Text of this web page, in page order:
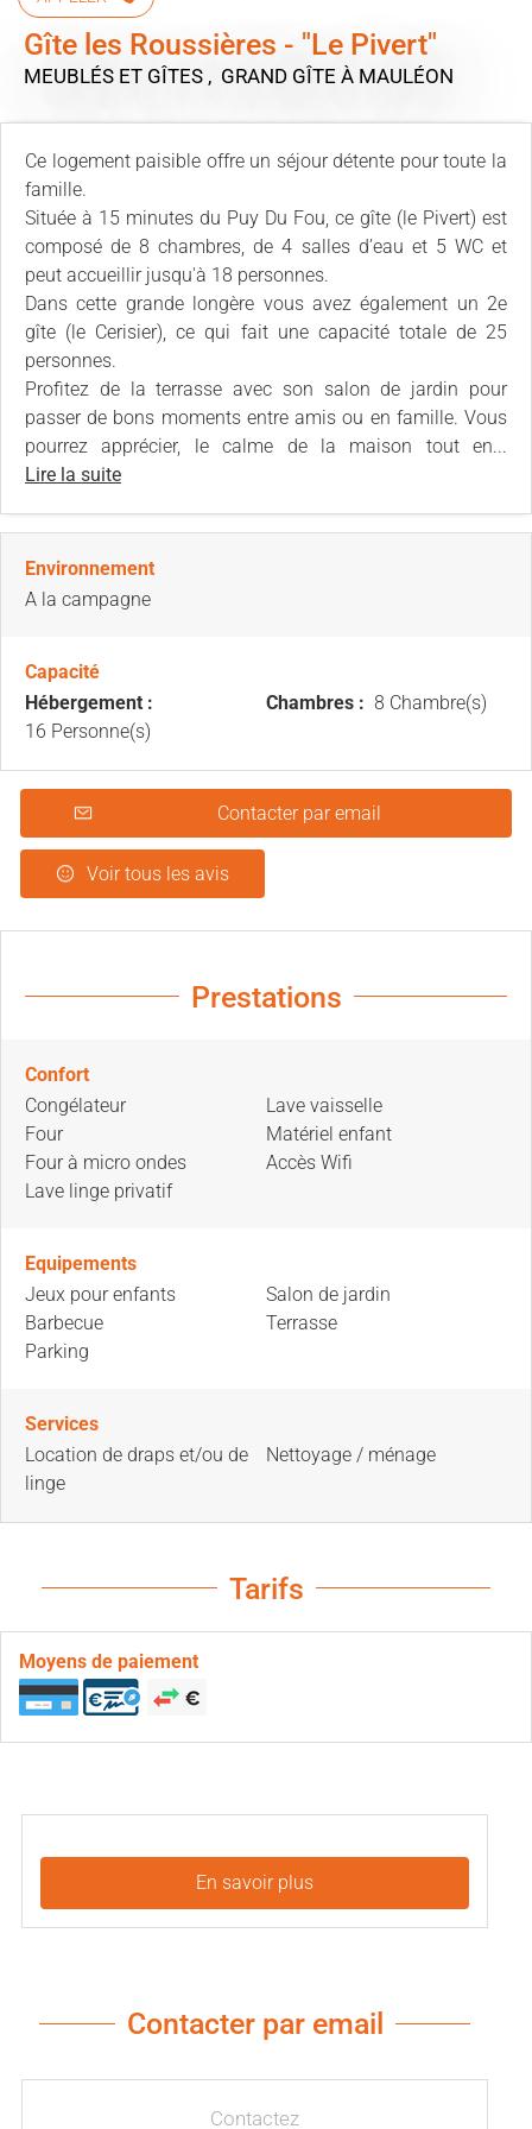
Gîte les Roussières - "Le Pivert"
MEUBLÉS ET GÎTES , GRAND GÎTE À MAULÉON
Ce logement paisible offre un séjour détente pour toute la
famille.
Située à 15 minutes du Puy Du Fou, ce gîte (le Pivert) est
composé de 8 chambres, de 4 salles d’eau et 5 WC et
peut accueillir jusqu'à 18 personnes.
Dans cette grande longère vous avez également un 2e
gîte (le Cerisier), ce qui fait une capacité totale de 25
personnes.
Profitez de la terrasse avec son salon de jardin pour
passer de bons moments entre amis ou en famille. Vous
pourrez apprécier, le calme de la maison tout en...
Lire la suite
Environnement
A la campagne
Capacité
Hébergement :
16 Personne(s)
Chambres : 8 Chambre(s)
Contacter par email
Voir tous les avis
Prestations
Confort
Congélateur
Four
Four à micro ondes
Lave linge privatif
Lave vaisselle
Matériel enfant
Accès Wifi
Equipements
Jeux pour enfants
Barbecue
Parking
Salon de jardin
Terrasse
Services
Location de draps et/ou de
linge
Nettoyage / ménage
Tarifs
Moyens de paiement
En savoir plus
Contacter par email
Contactez